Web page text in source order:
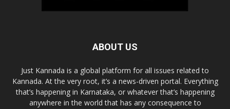
ABOUT US
Just Kannada is a global platform for all issues related to
Kannada. At the very root, it’s a news-driven portal. Everything
that’s happening in Karnataka, or whatever that’s happening
anywhere in the world that has any consequence to